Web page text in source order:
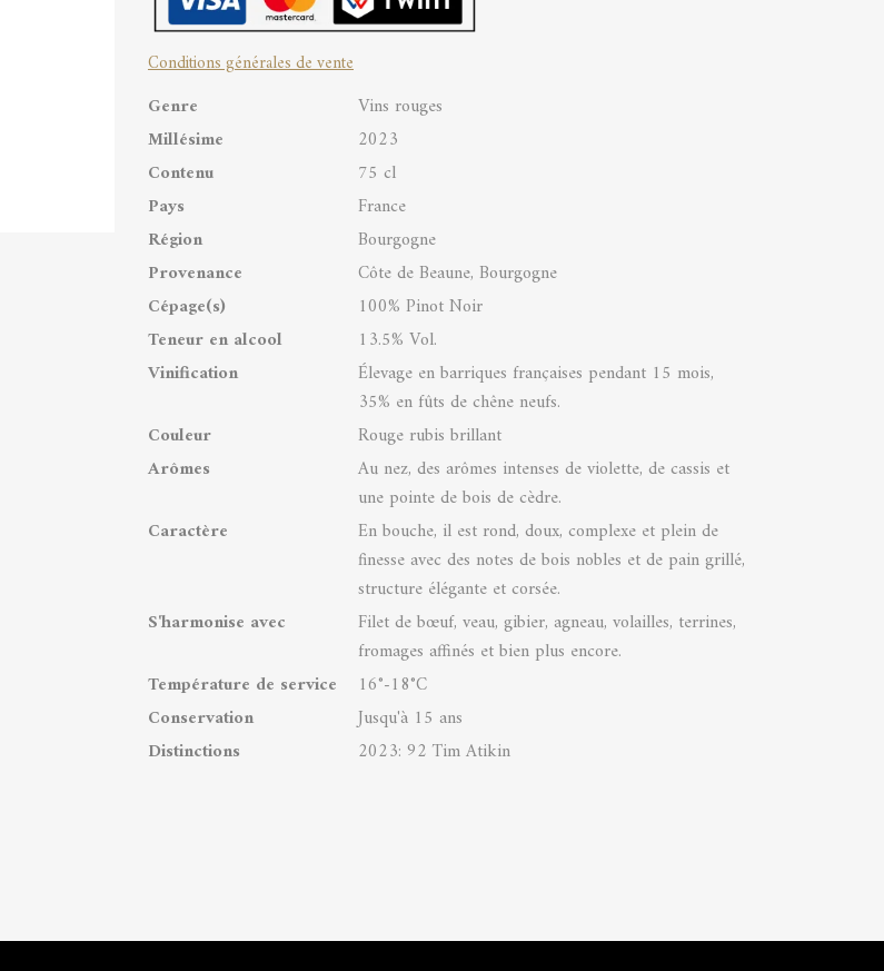
Cru
AOC
Les
Valozières
Conditions générales de vente
Genre
Vins rouges
Millésime
2023
Contenu
75 cl
Pays
France
Région
Bourgogne
Provenance
Côte de Beaune, Bourgogne
Cépage(s)
100% Pinot Noir
Teneur en alcool
13.5% Vol.
Vinification
Élevage en barriques françaises pendant 15 mois,
35% en fûts de chêne neufs.
Couleur
Rouge rubis brillant
Arômes
Au nez, des arômes intenses de violette, de cassis et
une pointe de bois de cèdre.
Caractère
En bouche, il est rond, doux, complexe et plein de
finesse avec des notes de bois nobles et de pain grillé,
structure élégante et corsée.
S'harmonise avec
Filet de bœuf, veau, gibier, agneau, volailles, terrines,
fromages affinés et bien plus encore.
Température de service
16°-18°C
Conservation
Jusqu'à 15 ans
Distinctions
2023: 92 Tim Atikin